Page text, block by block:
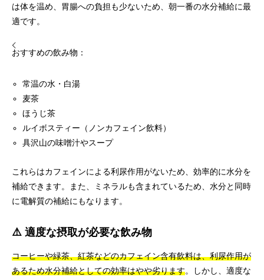
は体を温め、胃腸への負担も少ないため、朝一番の水分補給に最
適です。
おすすめの飲み物：
常温の水・白湯
麦茶
ほうじ茶
ルイボスティー（ノンカフェイン飲料）
具沢山の味噌汁やスープ
これらはカフェインによる利尿作用がないため、効率的に水分を
補給できます。また、ミネラルも含まれているため、水分と同時
に電解質の補給にもなります。
⚠️ 適度な摂取が必要な飲み物
コーヒーや緑茶、紅茶などのカフェイン含有飲料は、利尿作用が
あるため水分補給としての効率はやや劣ります。しかし、適度な